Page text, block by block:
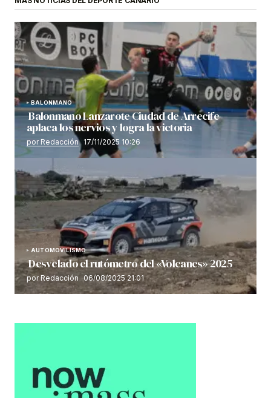
BALONMANO
Balonmano Lanzarote Ciudad de Arrecife
aplaca los nervios y logra la victoria
por Redacción 17/11/2025 10:26
AUTOMOVILISMO
Desvelado el rutómetro del «Volcanes» 2025
por Redacción 06/08/2025 21:01